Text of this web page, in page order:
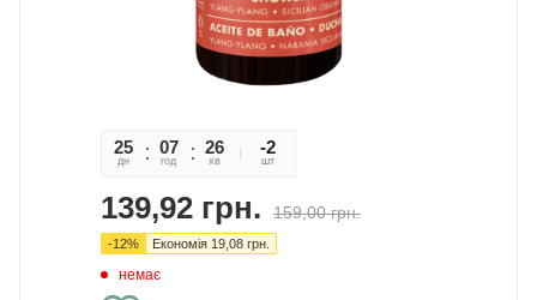
25
дн
07
год
26
хв
38
сек
-2
шт
139,92 грн. 159,00грн.
-12% Економія 19,08 грн.
немає